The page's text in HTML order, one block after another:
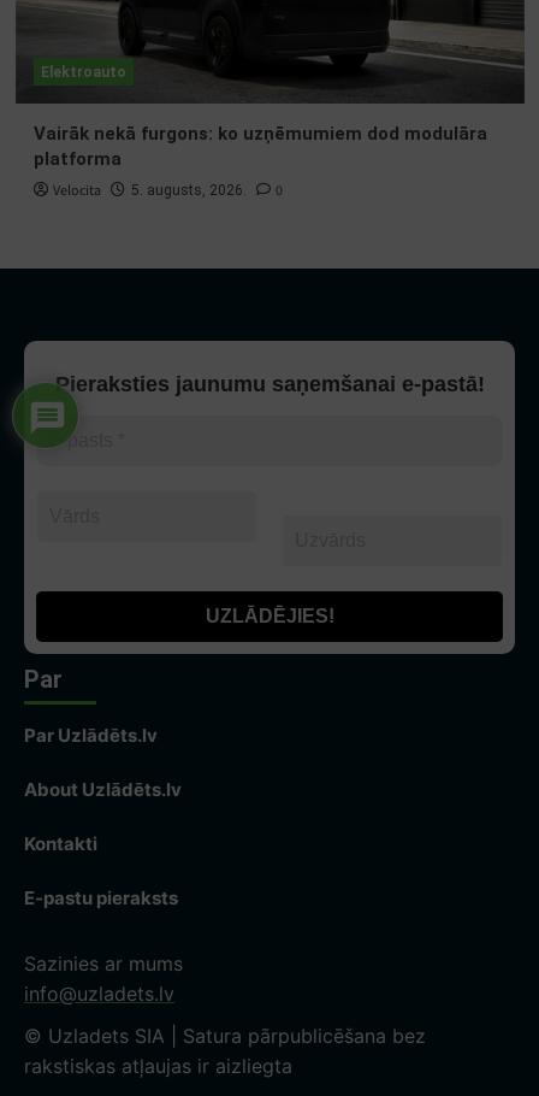
Elektroauto
Vairāk nekā furgons: ko uzņēmumiem dod modulāra
platforma
Velocita 5. augusts, 2026. 0
Pieraksties jaunumu saņemšanai e-pastā!
Par
Par Uzlādēts.lv
About Uzlādēts.lv
Kontakti
E-pastu pieraksts
Sazinies ar mums
info@uzladets.lv
© Uzladets SIA | Satura pārpublicēšana bez
rakstiskas atļaujas ir aizliegta